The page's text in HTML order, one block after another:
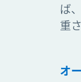
ば
重
オ